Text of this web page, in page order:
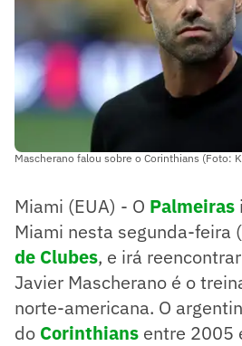
Mascherano falou sobre o Corinthians (Foto:
Miami (EUA) - O Palmeiras
Miami nesta segunda-feira
de Clubes, e irá
Javier Mascherano é o
norte-americana. O
do Corinthians entre 2005